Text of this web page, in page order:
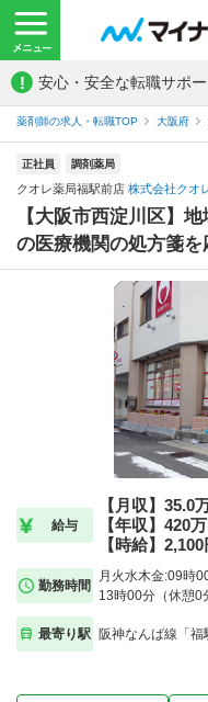
! 安心・安全な転職サポ
薬剤師の求人・転職TOP 大阪府
正社員 調剤薬局
クオレ薬局福駅前店 株式会社クオ
【大阪市西淀川区】
の医療機関の処方箋を
給与
【月収】35.0
【年収】420
【時給】
勤務時間
月火水木金:09時
13時00分（休憩0
最寄り駅 阪神なんば線「福